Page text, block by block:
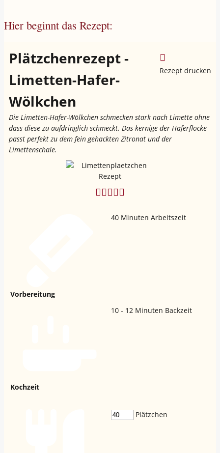
Hier beginnt das Rezept:
Rezept drucken
Plätzchenrezept -
Limetten-Hafer-
Wölkchen
Die Limetten-Hafer-Wölkchen schmecken stark nach Limette ohne
dass diese zu aufdringlich schmeckt. Das kernige der Haferflocke
passt perfekt zu dem fein gehackten Zitronat und der
Limettenschale.
Vorbereitung
40 Minuten Arbeitszeit
Kochzeit
10 - 12 Minuten Backzeit
Plätzchen